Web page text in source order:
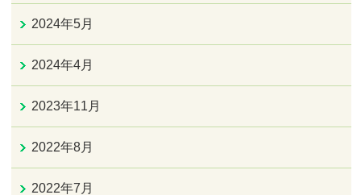
2024年5月
2024年4月
2023年11月
2022年8月
2022年7月